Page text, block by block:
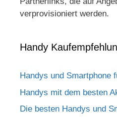
verprovisioniert werden.
Handy
Handys und Smartphone
Handys mit dem besten
Die besten Handys und